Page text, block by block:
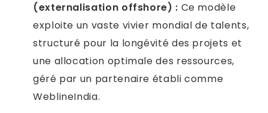
(externalisation offshore) : Ce modèle
exploite un vaste vivier mondial de talents,
structuré pour la longévité des projets et
une allocation optimale des ressources,
géré par un partenaire établi comme
WeblineIndia.